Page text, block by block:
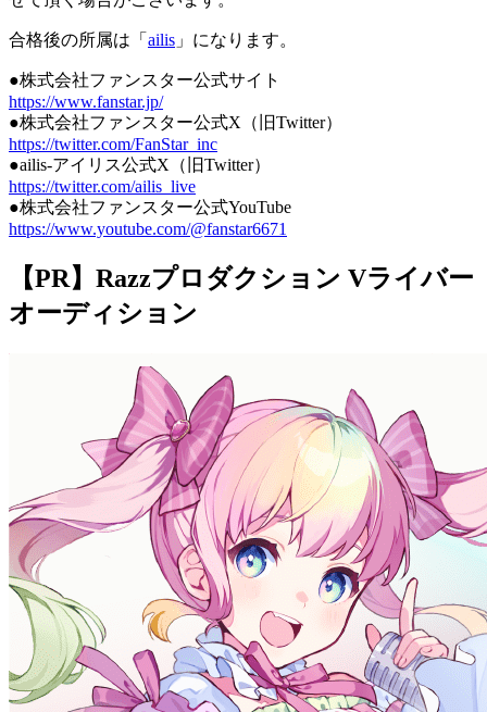
合格後の所属は「 ailis 」になります。
●株式会社ファンスター公式サイト
https://www.fanstar.jp/
●株式会社ファンスター公式X（旧Twitter）
https://twitter.com/FanStar_inc
●ailis-アイリス公式X（旧Twitter）
https://twitter.com/ailis_live
●株式会社ファンスター公式YouTube
https://www.youtube.com/@fanstar6671
【PR】Razzプロダクション Vライバー
オーディション